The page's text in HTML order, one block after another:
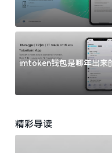
过来人告诉你门道
imtoken钱包是哪年出来
一文给你说清楚
精彩导读